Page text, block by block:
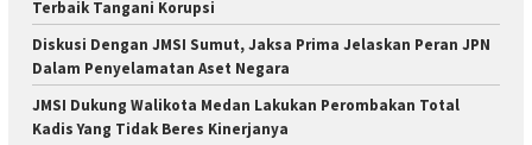
Terbaik Tangani Korupsi
Diskusi Dengan JMSI Sumut, Jaksa Prima Jelaskan Peran JPN
Dalam Penyelamatan Aset Negara
JMSI Dukung Walikota Medan Lakukan Perombakan Total
Kadis Yang Tidak Beres Kinerjanya